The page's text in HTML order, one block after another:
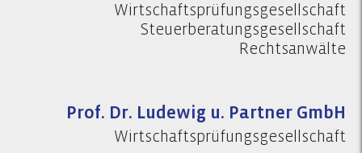
Wirtschaftsprüfungsgesellschaft
Steuerberatungsgesellschaft
Rechtsanwälte
Prof. Dr. Ludewig u. Partner GmbH
Wirtschaftsprüfungsgesellschaft